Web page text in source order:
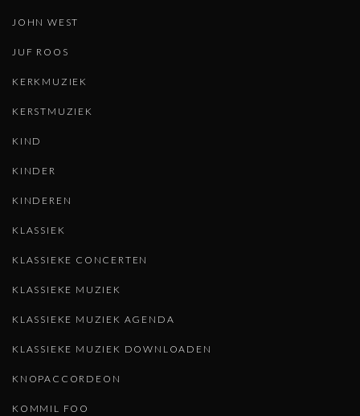
JOHN WEST
JUF ROOS
KERKMUZIEK
KERSTMUZIEK
KIND
KINDER
KINDEREN
KLASSIEK
KLASSIEKE CONCERTEN
KLASSIEKE MUZIEK
KLASSIEKE MUZIEK AGENDA
KLASSIEKE MUZIEK DOWNLOADEN
KNOPACCORDEON
KOMMIL FOO